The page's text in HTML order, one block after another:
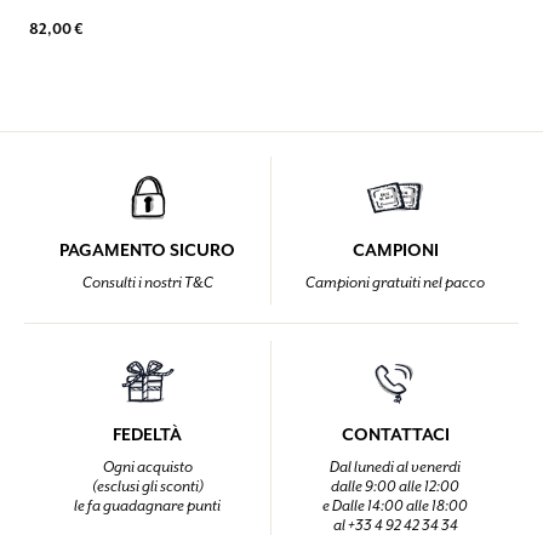
82,00 €
PAGAMENTO SICURO
Consulti i nostri T&C
CAMPIONI
Campioni gratuiti nel pacco
FEDELTÀ
Ogni acquisto
(esclusi gli sconti)
le fa guadagnare punti
CONTATTACI
Dal lunedi al venerdi
dalle 9:00 alle 12:00
e Dalle 14:00 alle 18:00
al +33 4 92 42 34 34